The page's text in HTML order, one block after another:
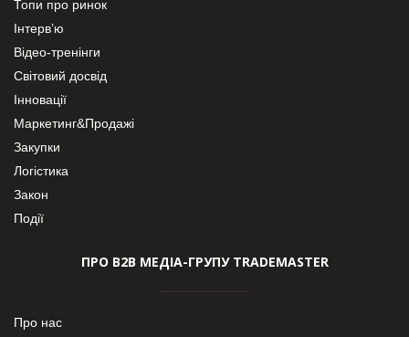
Топи про ринок
Інтерв’ю
Відео-тренінги
Світовий досвід
Інновації
Маркетинг&Продажі
Закупки
Логістика
Закон
Події
ПРО В2В МЕДІА-ГРУПУ TRADEMASTER
Про нас